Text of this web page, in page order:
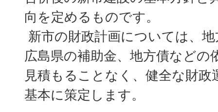
向を定めるものです。
新市の財政計画については、
広島県の補助金、地方債などの
見積もることなく、健全な財
基本に策定します。